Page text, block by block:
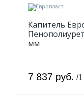
Капитель
мм
7 837 руб. /